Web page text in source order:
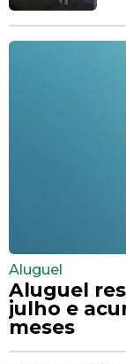
Aluguel
Aluguel
julho e
meses